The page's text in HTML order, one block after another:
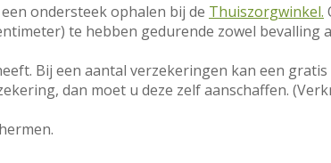
ondersteek ophalen bij de Thuiszorgwinkel.
te hebben gedurende zowel bevalling
Bij een aantal verzekeringen kan een gratis
dan moet u deze zelf aanschaffen.